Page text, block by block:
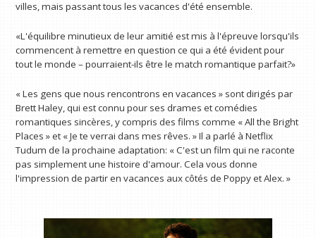
villes, mais passant tous les vacances d'été ensemble.
«L'équilibre minutieux de leur amitié est mis à l'épreuve lorsqu'ils
commencent à remettre en question ce qui a été évident pour
tout le monde – pourraient-ils être le match romantique parfait?»
« Les gens que nous rencontrons en vacances » sont dirigés par
Brett Haley, qui est connu pour ses drames et comédies
romantiques sincères, y compris des films comme « All the Bright
Places » et « Je te verrai dans mes rêves. » Il a parlé à Netflix
Tudum de la prochaine adaptation: « C'est un film qui ne raconte
pas simplement une histoire d'amour. Cela vous donne
l'impression de partir en vacances aux côtés de Poppy et Alex. »